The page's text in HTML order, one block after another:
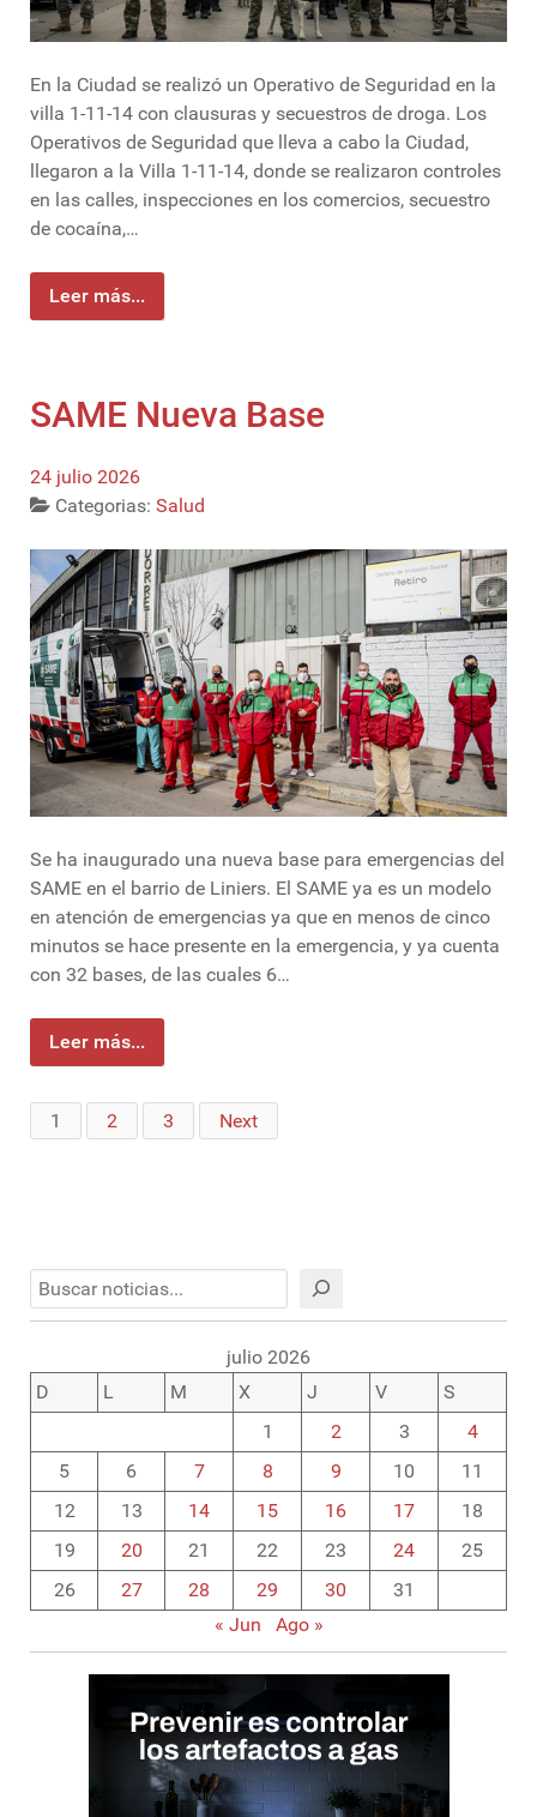
En la Ciudad se realizó un Operativo de Seguridad en la
villa 1-11-14 con clausuras y secuestros de droga. Los
Operativos de Seguridad que lleva a cabo la Ciudad,
llegaron a la Villa 1-11-14, donde se realizaron controles
en las calles, inspecciones en los comercios, secuestro
de cocaína,…
Leer más...
SAME Nueva Base
24 julio 2026
Categorias: Salud
Se ha inaugurado una nueva base para emergencias del
SAME en el barrio de Liniers. El SAME ya es un modelo
en atención de emergencias ya que en menos de cinco
minutos se hace presente en la emergencia, y ya cuenta
con 32 bases, de las cuales 6…
Leer más...
1 2 3 Next
Buscar
julio 2026
D
L M X J V
S
1
2 3
4
5
6 7 8 9 10
11
12
13 14 15 16 17
18
19
20 21 22 23 24
25
26
27 28 29 30
31
« Jun
Ago »